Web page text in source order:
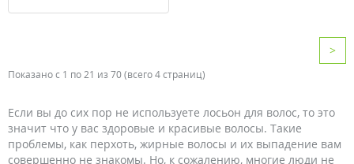
>
Показано с 1 по 21 из 70 (всего 4 страниц)
Если вы до сих пор не используете лосьон для волос, то это
значит что у вас здоровые и красивые волосы. Такие
проблемы, как перхоть, жирные волосы и их выпадение вам
совершенно не знакомы. Но, к сожалению, многие люди не